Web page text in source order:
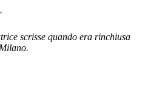
scrisse quando era rinchiusa